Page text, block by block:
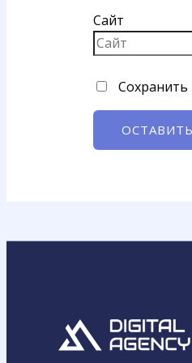
Сайт
Сохранить